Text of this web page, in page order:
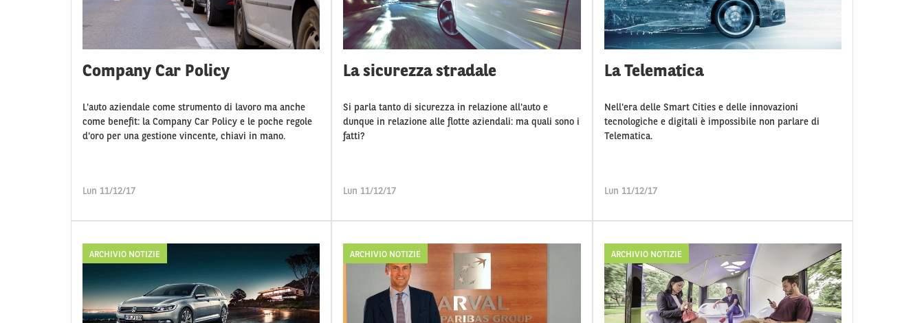
Company Car Policy
L'auto aziendale come strumento di lavoro ma anche
come benefit: la Company Car Policy e le poche regole
d'oro per una gestione vincente, chiavi in mano.
Lun 11/12/17
La sicurezza stradale
Si parla tanto di sicurezza in relazione all'auto e
dunque in relazione alle flotte aziendali: ma quali sono i
fatti?
Lun 11/12/17
La Telematica
Nell'era delle Smart Cities e delle innovazioni
tecnologiche e digitali è impossibile non parlare di
Telematica.
Lun 11/12/17
ARCHIVIO NOTIZIE ARCHIVIO NOTIZIE ARCHIVIO NOTIZIE